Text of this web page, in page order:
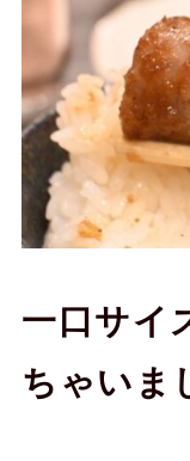
一口サイ
ちゃいま